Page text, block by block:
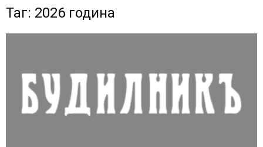
Таг: 2026 година